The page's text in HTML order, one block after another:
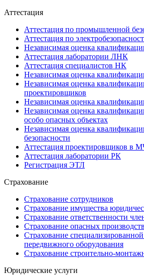
Аттестация
Аттестация по промышленной
Аттестация по
Независимая оценка
Аттестация лаборатории ЛНК
Аттестация специалистов НК
Независимая оценка
Независимая оценка
проектировщиков
Независимая оценка
Независимая оценка
особо опасных объектах
Независимая оценка
безопасности
Аттестация проектировщиков в
Аттестация лаборатории РК
Регистрация ЭТЛ
Страхование
Страхование сотрудников
Страхование имущества
Страхование ответственности
Страхование опасных
Страхование
передвижного оборудования
Страхование строительно-
Юридические услуги